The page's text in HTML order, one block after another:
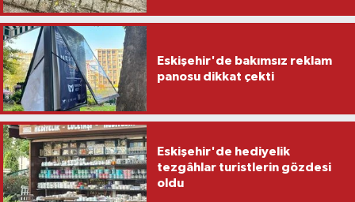
Eskişehir'de bakımsız reklam
panosu dikkat çekti
Eskişehir'de hediyelik
tezgâhlar turistlerin gözdesi
oldu